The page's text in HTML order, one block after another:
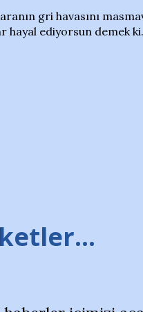
gri havasını
hayal ediyorsun demek